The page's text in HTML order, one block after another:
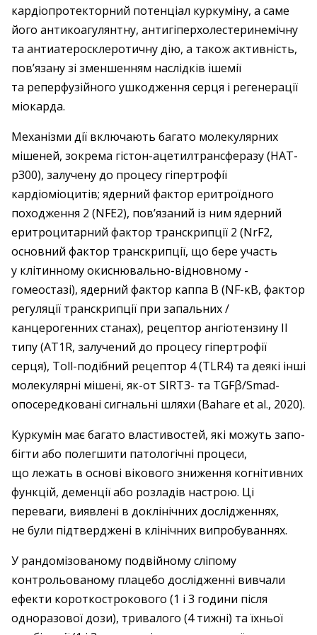
кардіопротекторний потенціал куркуміну, а саме
його антикоагулянтну, антигіперхолестеринемічну
та антиатеросклеротичну дію, а також активність,
пов’язану зі зменшенням наслідків ішемії
та реперфузійного ушкодження серця і регенерації
міокарда.
Механізми дії включають багато молекулярних
міше­ней, зокрема гістон-ацетилтрансферазу (HAT-
p300), залучену до процесу гіпертрофії
кардіоміоцитів; ядерний фактор еритроїдного
походження 2 (NFE2), пов’язаний із ним ядерний
еритроцитарний фактор транскрипції 2 (NrF2,
основний фактор транс­крипції, що бере участь
у клітинному окиснювально-­відновному ­
гомеостазі), ядерний фактор каппа B (NF-κB, фактор
регуляції транскрипції при ­запальних /
канцерогенних ­станах), рецептор ангіотензину II
типу (AT1R, залучений до процесу гіпертрофії
серця), Toll-подібний рецептор 4 (TLR4) та деякі інші
молекулярні мішені, як-от SIRT3- та TGFβ/Smad-
опосередковані сигнальні шляхи (Bahare et al., 2020).
Куркумін має багато властивостей, які можуть запо­
бігти або полегшити патологічні процеси,
що лежать в основі вікового зниження когнітивних
функцій, деменції або розладів настрою. Ці
переваги, виявлені в доклінічних дослідженнях,
не були підтверджені в клінічних випробуваннях.
У рандомізованому подвійному сліпому
контрольованому плацебо дослідженні вивчали
ефекти короткострокового (1 і 3 години після
одноразової дози), тривалого (4 тижні) та їхньої